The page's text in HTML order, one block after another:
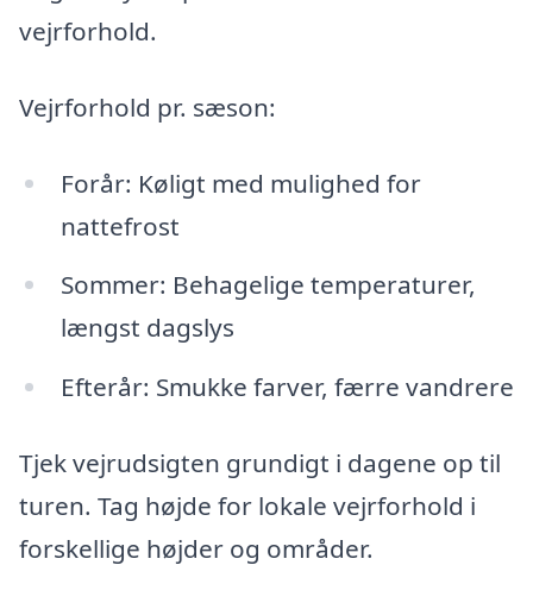
vejrforhold.
Vejrforhold pr. sæson:
Forår: Køligt med mulighed for
nattefrost
Sommer: Behagelige temperaturer,
længst dagslys
Efterår: Smukke farver, færre vandrere
Tjek vejrudsigten grundigt i dagene op til
turen. Tag højde for lokale vejrforhold i
forskellige højder og områder.